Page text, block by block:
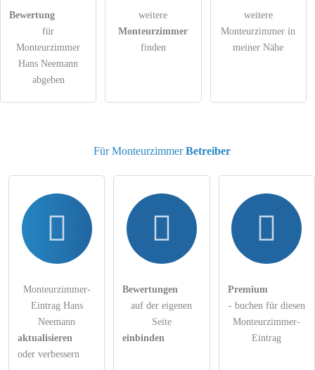
öffentliche Frage stellen Abbrechen
Hinweis:Bitte beachten Sie, öffentliche Fragen sind
Besucher sichtbar
Klicken Sie hier um eineindividuelle Fragean den
Bewertung
für
Monteurzimmer
Hans Neemann
abgeben
weitere
Monteurzimmer
finden
weitere
Monteurzimmer in
meiner Nähe
Für MonteurzimmerBetreiber
Monteurzimmer-
Eintrag Hans
Neemann
aktualisieren
oder verbessern
Bewertungen
auf der eigenen
Seite
einbinden
Premium
- buchen für diesen
Monteurzimmer-
Eintrag